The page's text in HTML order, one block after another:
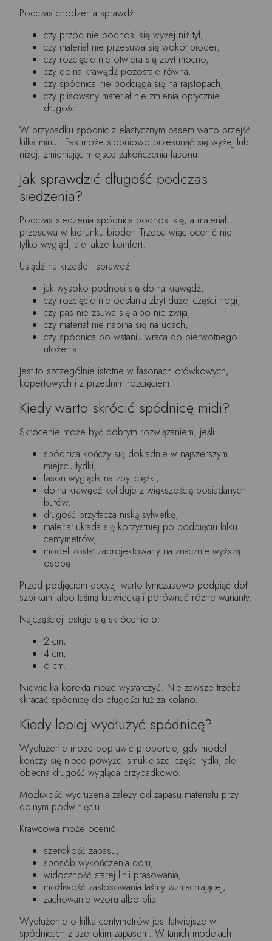
Podczas chodzenia sprawdź:
czy przód nie podnosi się wyżej niż tył,
czy materiał nie przesuwa się wokół bioder,
czy rozcięcie nie otwiera się zbyt mocno,
czy dolna krawędź pozostaje równa,
czy spódnica nie podciąga się na rajstopach,
czy plisowany materiał nie zmienia optycznie
długości.
W przypadku spódnic z elastycznym pasem warto przejść
kilka minut. Pas może stopniowo przesunąć się wyżej lub
niżej, zmieniając miejsce zakończenia fasonu.
Jak sprawdzić długość podczas
siedzenia?
Podczas siedzenia spódnica podnosi się, a materiał
przesuwa w kierunku bioder. Trzeba więc ocenić nie
tylko wygląd, ale także komfort.
Usiądź na krześle i sprawdź:
jak wysoko podnosi się dolna krawędź,
czy rozcięcie nie odsłania zbyt dużej części nogi,
czy pas nie zsuwa się albo nie zwija,
czy materiał nie napina się na udach,
czy spódnica po wstaniu wraca do pierwotnego
ułożenia.
Jest to szczególnie istotne w fasonach ołówkowych,
kopertowych i z przednim rozcięciem.
Kiedy warto skrócić spódnicę midi?
Skrócenie może być dobrym rozwiązaniem, jeśli:
spódnica kończy się dokładnie w najszerszym
miejscu łydki,
fason wygląda na zbyt ciężki,
dolna krawędź koliduje z większością posiadanych
butów,
długość przytłacza niską sylwetkę,
materiał układa się korzystniej po podpięciu kilku
centymetrów,
model został zaprojektowany na znacznie wyższą
osobę.
Przed podjęciem decyzji warto tymczasowo podpiąć dół
szpilkami albo taśmą krawiecką i porównać różne warianty.
Najczęściej testuje się skrócenie o:
2 cm,
4 cm,
6 cm.
Niewielka korekta może wystarczyć. Nie zawsze trzeba
skracać spódnicę do długości tuż za kolano.
Kiedy lepiej wydłużyć spódnicę?
Wydłużenie może poprawić proporcje, gdy model
kończy się nieco powyżej smuklejszej części łydki, ale
obecna długość wygląda przypadkowo.
Możliwość wydłużenia zależy od zapasu materiału przy
dolnym podwinięciu.
Krawcowa może ocenić:
szerokość zapasu,
sposób wykończenia dołu,
widoczność starej linii prasowania,
możliwość zastosowania taśmy wzmacniającej,
zachowanie wzoru albo plis.
Wydłużenie o kilka centymetrów jest łatwiejsze w
spódnicach z szerokim zapasem. W tanich modelach